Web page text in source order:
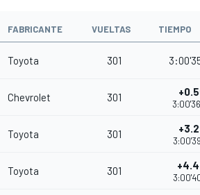
FABRICANTE VUELTAS TIEMPO
Toyota 301
Chevrolet 301
Toyota 301
Toyota 301